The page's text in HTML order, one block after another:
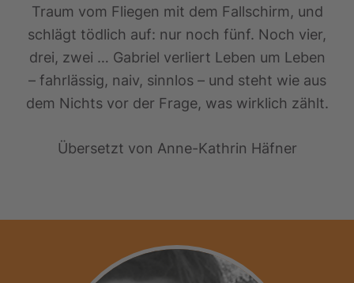
Traum vom Fliegen mit dem Fallschirm, und
schlägt tödlich auf: nur noch fünf. Noch vier,
drei, zwei … Gabriel verliert Leben um Leben
– fahrlässig, naiv, sinnlos – und steht wie aus
dem Nichts vor der Frage, was wirklich zählt.
Übersetzt von Anne-Kathrin Häfner